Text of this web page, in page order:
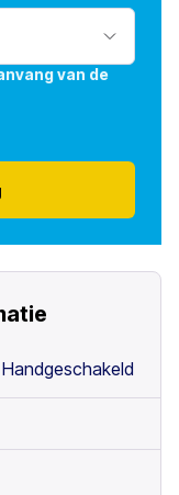
van de
Handgeschakeld